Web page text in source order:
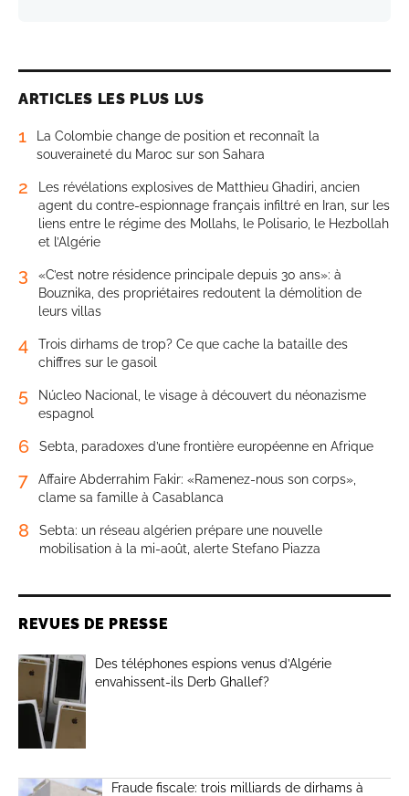
ARTICLES LES PLUS LUS
1
La Colombie change de position et reconnaît la
souveraineté du Maroc sur son Sahara
2
Les révélations explosives de Matthieu Ghadiri, ancien
agent du contre-espionnage français infiltré en Iran, sur les
liens entre le régime des Mollahs, le Polisario, le Hezbollah
et l’Algérie
3
«C’est notre résidence principale depuis 30 ans»: à
Bouznika, des propriétaires redoutent la démolition de
leurs villas
4
Trois dirhams de trop? Ce que cache la bataille des
chiffres sur le gasoil
5
Núcleo Nacional, le visage à découvert du néonazisme
espagnol
6 Sebta, paradoxes d’une frontière européenne en Afrique
7
Affaire Abderrahim Fakir: «Ramenez-nous son corps»,
clame sa famille à Casablanca
8
Sebta: un réseau algérien prépare une nouvelle
mobilisation à la mi-août, alerte Stefano Piazza
REVUES DE PRESSE
Des téléphones espions venus d’Algérie
envahissent-ils Derb Ghallef?
Fraude fiscale: trois milliards de dirhams à